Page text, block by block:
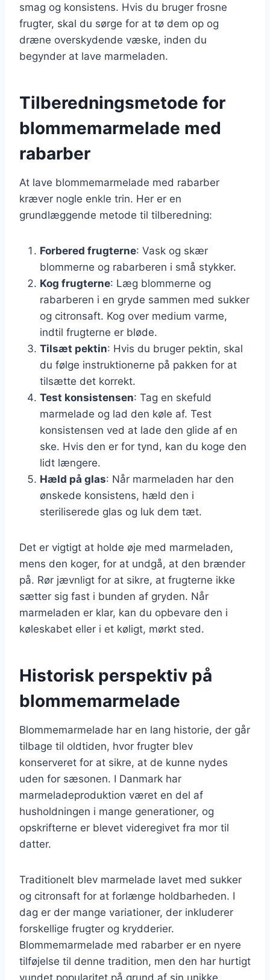
smag og konsistens. Hvis du bruger frosne
frugter, skal du sørge for at tø dem op og
dræne overskydende væske, inden du
begynder at lave marmeladen.
Tilberedningsmetode for
blommemarmelade med
rabarber
At lave blommemarmelade med rabarber
kræver nogle enkle trin. Her er en
grundlæggende metode til tilberedning:
Forbered frugterne: Vask og skær
blommerne og rabarberen i små stykker.
Kog frugterne: Læg blommerne og
rabarberen i en gryde sammen med sukker
og citronsaft. Kog over medium varme,
indtil frugterne er bløde.
Tilsæt pektin: Hvis du bruger pektin, skal
du følge instruktionerne på pakken for at
tilsætte det korrekt.
Test konsistensen: Tag en skefuld
marmelade og lad den køle af. Test
konsistensen ved at lade den glide af en
ske. Hvis den er for tynd, kan du koge den
lidt længere.
Hæld på glas: Når marmeladen har den
ønskede konsistens, hæld den i
steriliserede glas og luk dem tæt.
Det er vigtigt at holde øje med marmeladen,
mens den koger, for at undgå, at den brænder
på. Rør jævnligt for at sikre, at frugterne ikke
sætter sig fast i bunden af gryden. Når
marmeladen er klar, kan du opbevare den i
køleskabet eller i et køligt, mørkt sted.
Historisk perspektiv på
blommemarmelade
Blommemarmelade har en lang historie, der går
tilbage til oldtiden, hvor frugter blev
konserveret for at sikre, at de kunne nydes
uden for sæsonen. I Danmark har
marmeladeproduktion været en del af
husholdningen i mange generationer, og
opskrifterne er blevet videregivet fra mor til
datter.
Traditionelt blev marmelade lavet med sukker
og citronsaft for at forlænge holdbarheden. I
dag er der mange variationer, der inkluderer
forskellige frugter og krydderier.
Blommemarmelade med rabarber er en nyere
tilføjelse til denne tradition, men den har hurtigt
vundet popularitet på grund af sin unikke